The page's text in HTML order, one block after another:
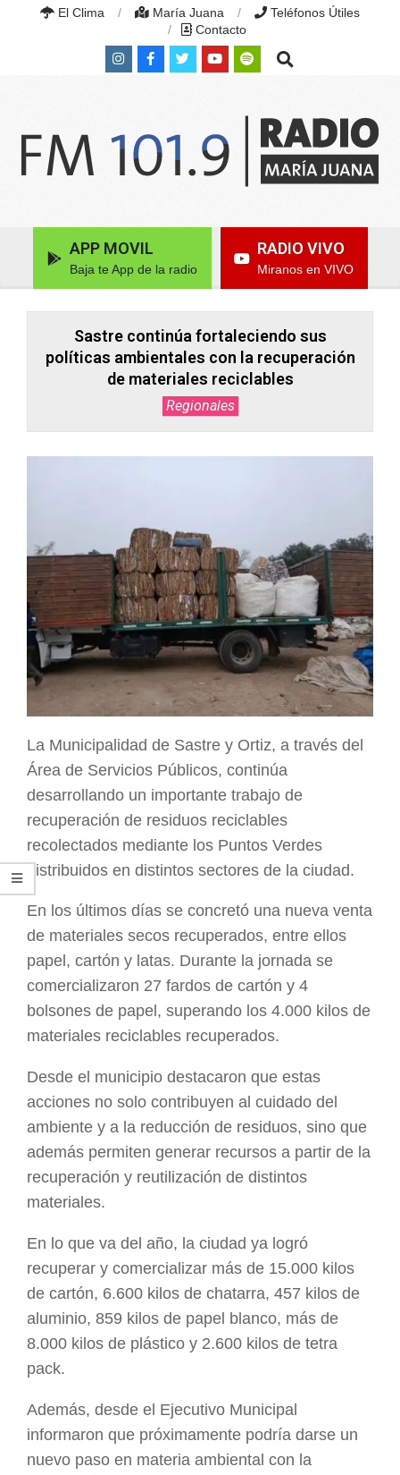
El Clima María Juana
Teléfonos Útiles
Contacto
Search
JUANA
FM
MARÍA
JUANA,
Navigation APP MOVIL
Baja te App de la radio
RADIO VIVO
Miranos en VIVO
Sastre continúa fortaleciendo sus
políticas ambientales con la recuperación
de materiales reciclables
Regionales
La Municipalidad de Sastre y Ortiz, a través del
Área de Servicios Públicos, continúa
desarrollando un importante trabajo de
recuperación de residuos reciclables
recolectados mediante los Puntos Verdes
distribuidos en distintos sectores de la ciudad.
En los últimos días se concretó una nueva venta
de materiales secos recuperados, entre ellos
papel, cartón y latas. Durante la jornada se
comercializaron 27 fardos de cartón y 4
bolsones de papel, superando los 4.000 kilos de
materiales reciclables recuperados.
Desde el municipio destacaron que estas
acciones no solo contribuyen al cuidado del
ambiente y a la reducción de residuos, sino que
además permiten generar recursos a partir de la
recuperación y reutilización de distintos
materiales.
En lo que va del año, la ciudad ya logró
recuperar y comercializar más de 15.000 kilos
de cartón, 6.600 kilos de chatarra, 457 kilos de
aluminio, 859 kilos de papel blanco, más de
8.000 kilos de plástico y 2.600 kilos de tetra
pack.
Además, desde el Ejecutivo Municipal
informaron que próximamente podría darse un
nuevo paso en materia ambiental con la